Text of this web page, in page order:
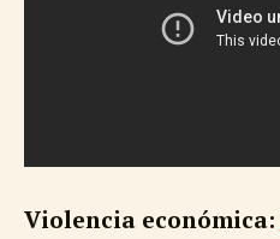
Violencia económica: